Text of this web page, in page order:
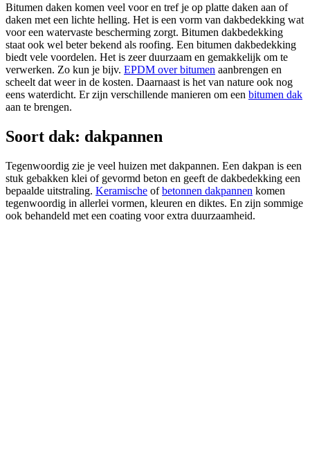
Bitumen daken komen veel voor en tref je op platte daken aan of
daken met een lichte helling. Het is een vorm van dakbedekking wat
voor een watervaste bescherming zorgt. Bitumen dakbedekking
staat ook wel beter bekend als roofing. Een bitumen dakbedekking
biedt vele voordelen. Het is zeer duurzaam en gemakkelijk om te
verwerken. Zo kun je bijv. EPDM over bitumen aanbrengen en
scheelt dat weer in de kosten. Daarnaast is het van nature ook nog
eens waterdicht. Er zijn verschillende manieren om een bitumen dak
aan te brengen.
Soort dak: dakpannen
Tegenwoordig zie je veel huizen met dakpannen. Een dakpan is een
stuk gebakken klei of gevormd beton en geeft de dakbedekking een
bepaalde uitstraling. Keramische ofbetonnen dakpannen komen
tegenwoordig in allerlei vormen, kleuren en diktes. En zijn sommige
ook behandeld met een coating voor extra duurzaamheid.